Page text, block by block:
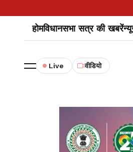
होमविधानसभा सत्र की खबरें
Live वीडियो